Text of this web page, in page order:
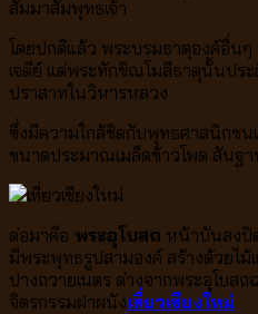
สัมมาสัมพุทธเจ้า
โดยปกติแล้ว พระบรมธาตุองค์อื่น
เจดีย์ แต่พระทักขิณโมลีธาตุนั้นปร
ปราสาทในวิหารหลวง
ซึ่งมีความใกล้ชิดกับพุทธศาสนิกชน
ขนาดประมาณเมล็ดข้าวโพด สันฐ
ต่อมาคือ พระอุโบสถ หน้าบันลงปิ
มีพระพุทธรูปสามองค์ สร้างด้วยไ
ปางถวายเนตร ต่างจากพระอุโบ
จิตรกรรมฝาผนังเที่ยวเชียงใหม่